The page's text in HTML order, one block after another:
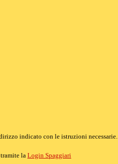
indicato con le istruzioni necessarie.
la Login Spaggiari